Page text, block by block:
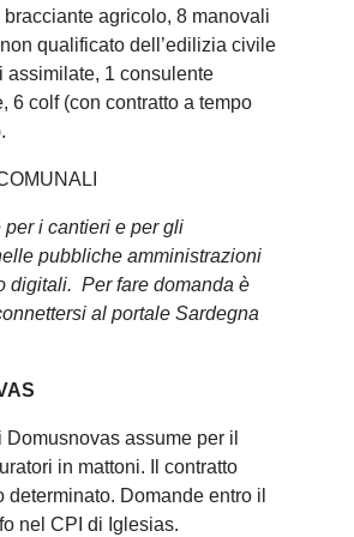
bracciante agricolo, 8 manovali
qualificato dell’edilizia civile
assimilate, 1 consulente
6 colf (con contratto a tempo
per i cantieri e per gli
pubbliche amministrazioni
digitali. Per fare domanda è
al portale Sardegna
Domusnovas assume per il
in mattoni. Il contratto
determinato. Domande entro il
nel CPI di Iglesias.